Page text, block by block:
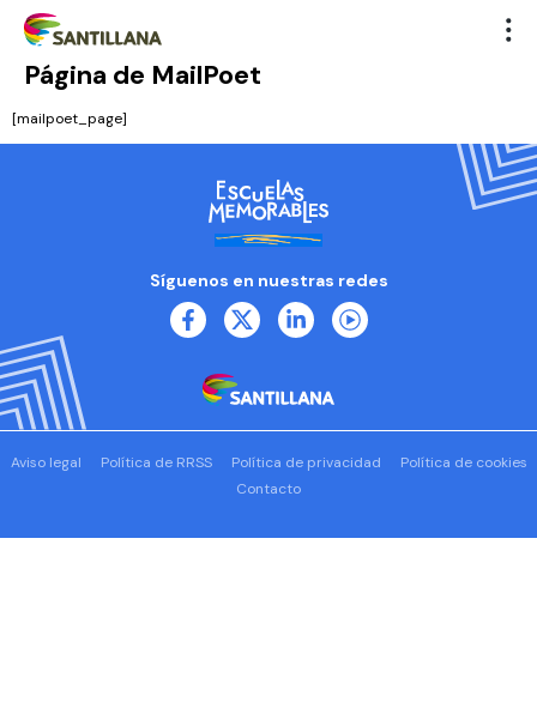
Página de MailPoet
[mailpoet_page]
Síguenos en nuestras redes
Aviso legal Política de RRSS Política de privacidad
Política de cookies
Contacto